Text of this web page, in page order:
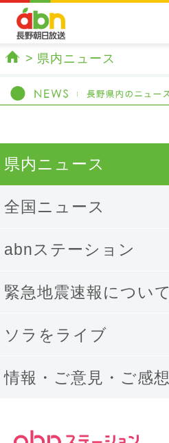
県内ニュース
県内ニュース
全国ニュース
abnステーション
緊急地震速報について
ソラをライブ
情報・ご意見・ご感想